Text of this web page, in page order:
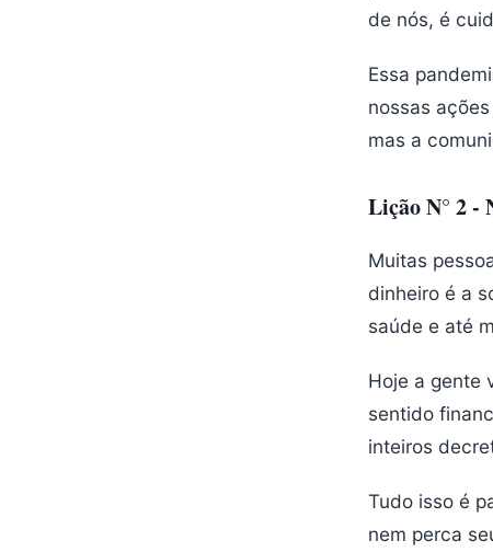
de nós, é
Essa
nossas
mas a
Lição N° 2 -
Muitas
dinheiro é a
saúde e até
Hoje a gente
sentido
inteiros
Tudo isso é
nem perca